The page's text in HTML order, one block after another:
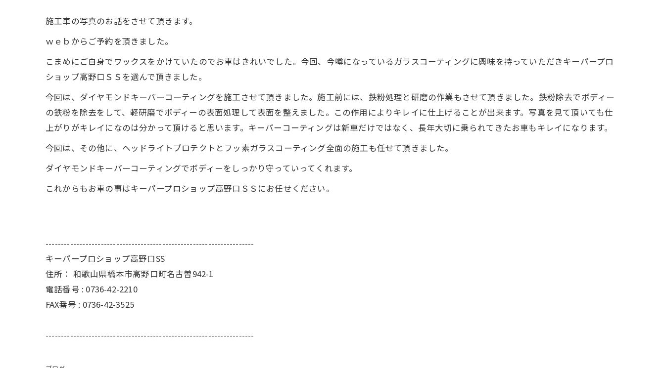
施工車の写真のお話をさせて頂きます。
ｗｅｂからご予約を頂きました。
こまめにご自身でワックスをかけていたのでお車はきれいでした。今回、今噂になっているガラスコーティングに興味を持っていただきキーパープロ
ショップ高野口ＳＳを選んで頂きました。
今回は、ダイヤモンドキーパーコーティングを施工させて頂きました。施工前には、鉄粉処理と研磨の作業もさせて頂きました。鉄粉除去でボディー
の鉄粉を除去をして、軽研磨でボディーの表面処理して表面を整えました。この作用によりキレイに仕上げることが出来ます。写真を見て頂いても仕
上がりがキレイになのは分かって頂けると思います。キーパーコーティングは新車だけではなく、長年大切に乗られてきたお車もキレイになります。
今回は、その他に、ヘッドライトプロテクトとフッ素ガラスコーティング全面の施工も任せて頂きました。
ダイヤモンドキーパーコーティングでボディーをしっかり守っていってくれます。
これからもお車の事はキーパープロショップ高野口ＳＳにお任せください。
--------------------------------------------------------------------
キーパープロショップ高野口SS
住所： 和歌山県橋本市高野口町名古曽942-1
電話番号 : 0736-42-2210
FAX番号 : 0736-42-3525
--------------------------------------------------------------------